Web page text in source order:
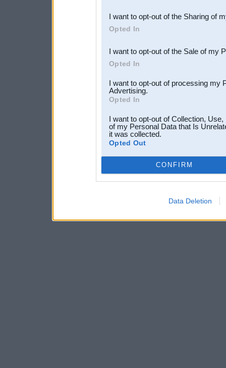
Downstream Participants
third parties.
I want to opt-out of the Sharing of
Opted In
I want to opt-out of the Sale of my
Opted In
I want to opt-out of processing my
Advertising.
Opted In
I want to opt-out of Collection,
of my Personal Data that Is
it was collected.
Opted Out
CONFIRM
Data Deletion